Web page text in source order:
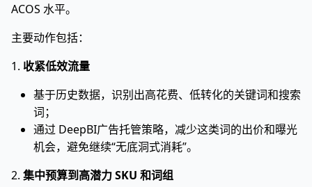
ACOS 水平。
主要动作包括：
1. 收紧低效流量
基于历史数据，识别出高花费、低转化的关键词和搜索
词；
通过 DeepBI广告托管策略，减少这类词的出价和曝光
机会，避免继续“无底洞式消耗”。
2. 集中预算到高潜力 SKU 和词组